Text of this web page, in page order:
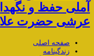
آملی حفظ و
عرشی حضرت
صفحه اصلی
زندگینامه